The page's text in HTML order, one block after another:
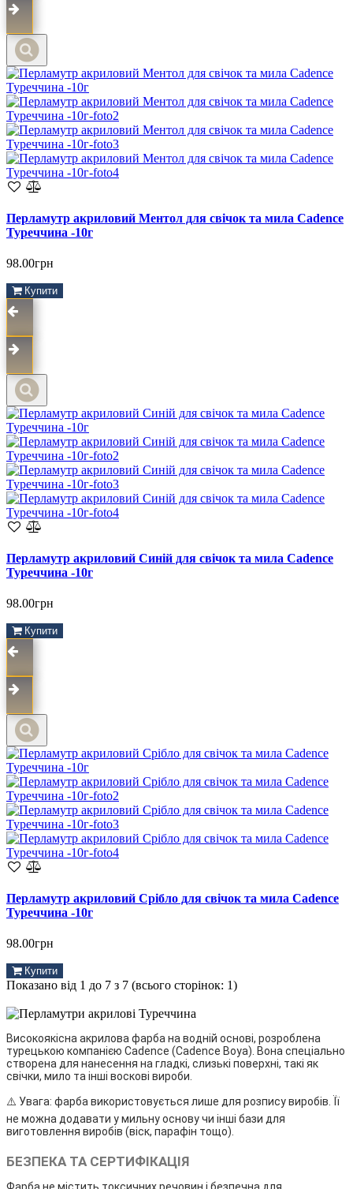
Перламутр акриловий Ментол для свічок та мила Cadence
Туреччина -10г
98.00грн
Купити
Перламутр акриловий Синій для свічок та мила Cadence
Туреччина -10г
98.00грн
Купити
Перламутр акриловий Срібло для свічок та мила Cadence
Туреччина -10г
98.00грн
Купити
Показано від 1 до 7 з 7 (всього сторінок: 1)
Високоякісна акрилова фарба на водній основі, розроблена
турецькою компанією Cadence (Cadence Boya) . Вона спеціально
створена для нанесення на гладкі, слизькі поверхні, такі як
свічки, мило та інші воскові вироби.
⚠️ Увага: фарба використовується лише для розпису виробів. Її
не можна додавати у мильну основу чи інші бази для
виготовлення виробів (віск, парафін тощо).
БЕЗПЕКА ТА СЕРТИФІКАЦІЯ